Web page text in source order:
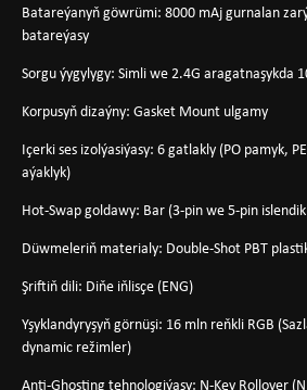
Batareýanyň göwrümi: 8000 mAj gurnalan
batareýasy
Sorgu ýygylygy: Simli we 2.4G aragatnaşykda
Korpusyň dizaýny: Gasket Mount ulgamy
Içerki ses izolýasiýasy: 6 gatlakly (PO pamyk,
aýaklyk)
Hot-Swap goldawy: Bar (3-pin we 5-pin
Düwmeleriň materialy: Double-Shot PBT
Şriftiň dili: Diňe iňlisçe (ENG)
Yşyklandyryşyň görnüşi: 16 mln reňkli RGB
dynamic režimler)
Anti-Ghosting tehnologiýasy: N-Key Rollover